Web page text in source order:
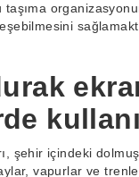
taşıma
şehir içindeki dolmuş
vapurlar ve